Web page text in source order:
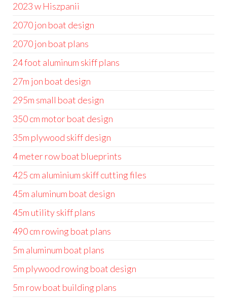
2023 w Hiszpanii
2070 jon boat design
2070 jon boat plans
24 foot aluminum skiff plans
27m jon boat design
295m small boat design
350 cm motor boat design
35m plywood skiff design
4 meter row boat blueprints
425 cm aluminium skiff cutting files
45m aluminum boat design
45m utility skiff plans
490 cm rowing boat plans
5m aluminum boat plans
5m plywood rowing boat design
5m row boat building plans